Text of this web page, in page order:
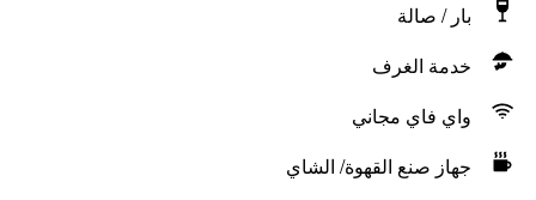
بار / صالة
خدمة الغرف
واي فاي مجاني
جهاز صنع القهوة/ الشاي